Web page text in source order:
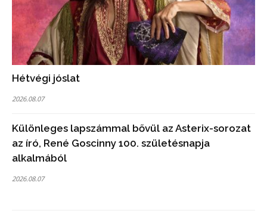
Hétvégi jóslat
2026.08.07
Különleges lapszámmal bővül az Asterix-sorozat
az író, René Goscinny 100. születésnapja
alkalmából
2026.08.07